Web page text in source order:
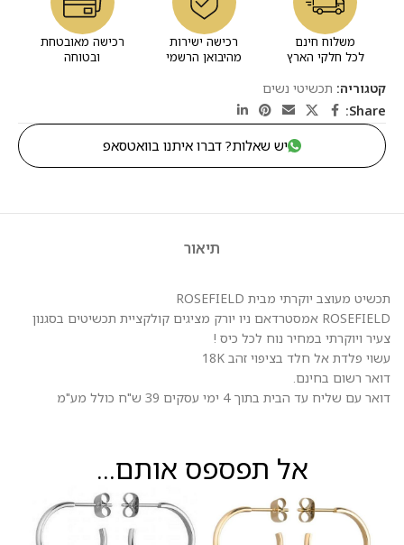
משלוח חינם
לכל חלקי הארץ
רכישה ישירות
מהיבואן הרשמי
רכישה מאובטחת
ובטוחה
קטגוריה: תכשיטי נשים
Share:
יש שאלות? דברו איתנו בוואטסאפ
תיאור
תכשיט מעוצב יוקרתי מבית ROSEFIELD
ROSEFIELD אמסטרדאם ניו יורק מציגים קולקציית תכשיטים בסגנון
צעיר ויוקרתי במחיר נוח לכל כיס !
עשוי פלדת אל חלד בציפוי זהב 18K
דואר רשום בחינם.
דואר עם שליח עד הבית בתוך 4 ימי עסקים 39 ש"ח כולל מע"מ
אל תפספס אותם...